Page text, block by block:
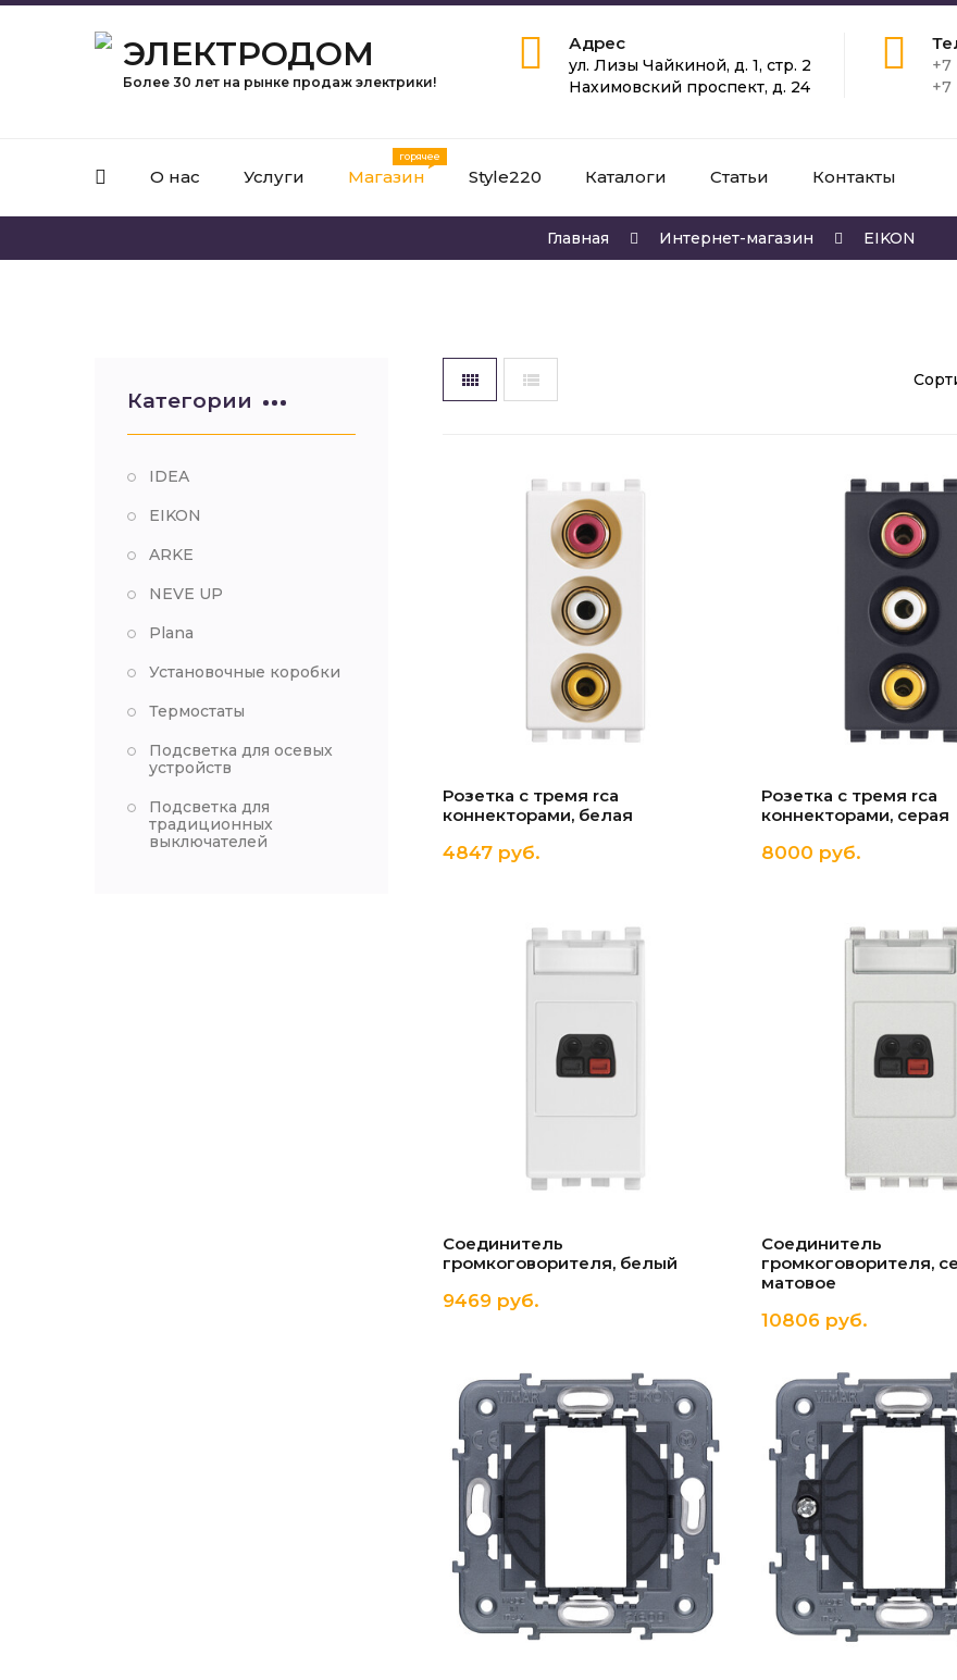
ЭЛЕКТРОДОМ
Более 30 лет на рынке продаж электрики!
Адрес
ул. Лизы Чайкиной, д. 1, стр. 2
Нахимовский проспект, д. 24
+7
+7
О нас Услуги Магазин Style220 Каталоги Статьи Контакты
Главная Интернет-магазин EIKON
Розетка с тремя rca
коннекторами, белая
4847 руб.
Розетка с тремя rca
коннекторами, серая
8000 руб.
Соединитель
громкоговорителя, белый
9469 руб.
Соединитель
громкоговорителя,
матовое
10806 руб.
Категории
IDEA
EIKON
ARKE
NEVE UP
Plana
Установочные коробки
Термостаты
Подсветка для осевых
устройств
Подсветка для
традиционных
выключателей